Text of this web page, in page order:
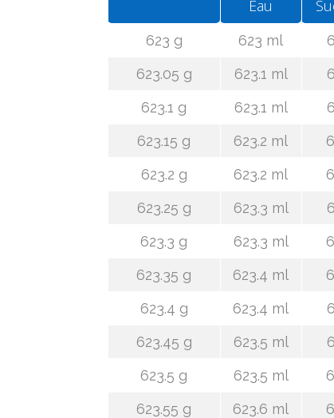
Eau
623 g 623 ml
623.05 g
623.1 ml
623.1 g
623.1 ml
623.15 g
623.2 ml
623.2 g
623.2 ml
623.25 g
623.3 ml
623.3 g
623.3 ml
623.35 g
623.4 ml
623.4 g
623.4 ml
623.45 g
623.5 ml
623.5 g
623.5 ml
623.55 g
623.6 ml